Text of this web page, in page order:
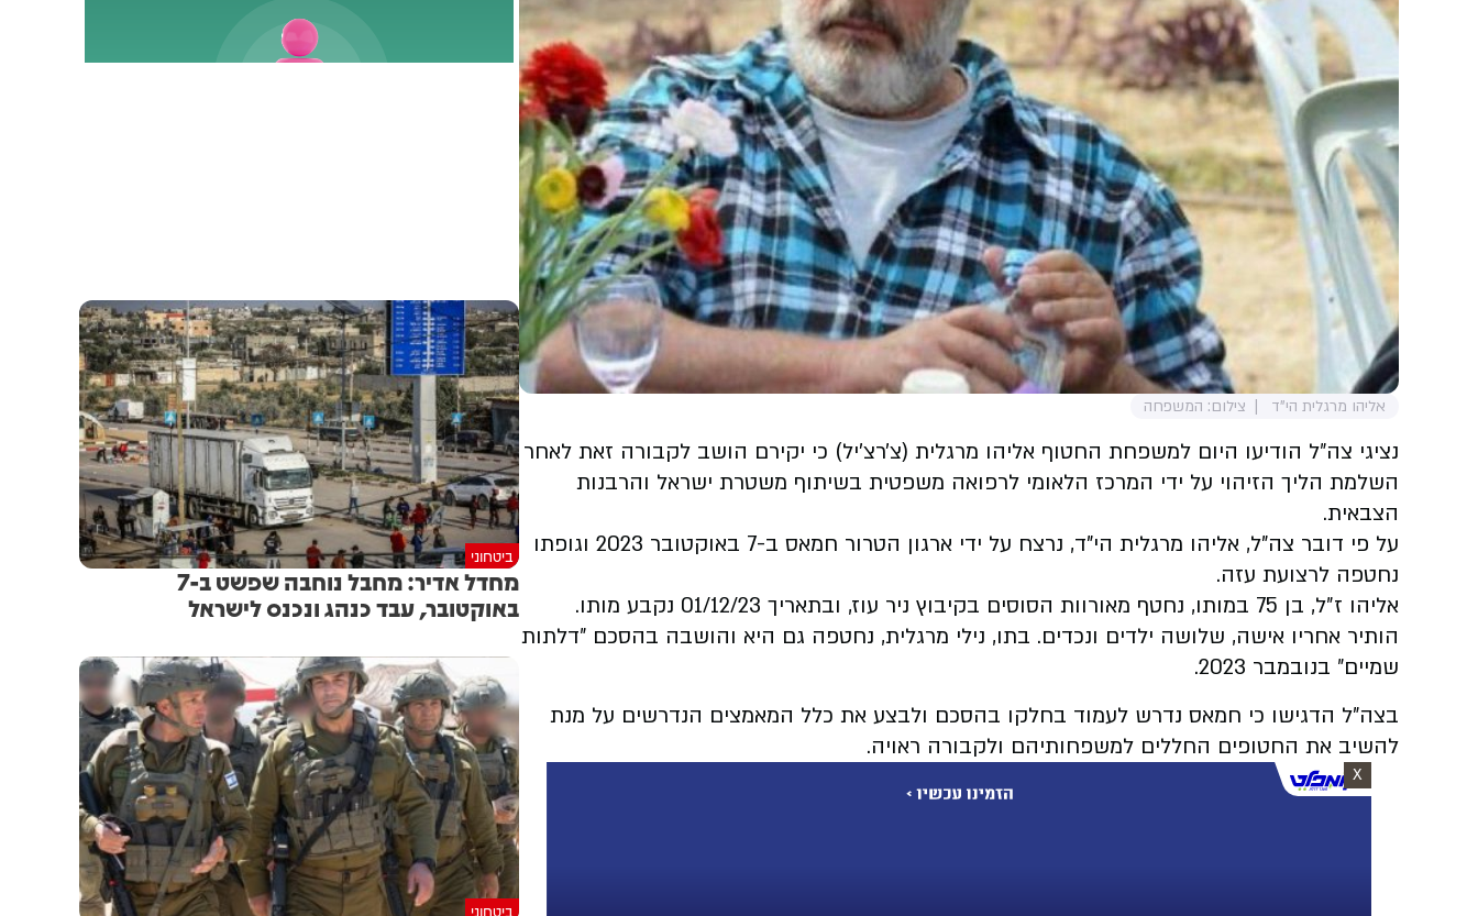
אליהו מרגלית הי"ד צילום: המשפחה
נציגי צה״ל הודיעו היום למשפחת החטוף אליהו מרגלית (צ׳רצ׳יל) כי יקירם הושב לקבורה זאת לאחר
השלמת הליך הזיהוי על ידי המרכז הלאומי לרפואה משפטית בשיתוף משטרת ישראל והרבנות
הצבאית.
על פי דובר צה"ל, אליהו מרגלית הי"ד, נרצח על ידי ארגון הטרור חמאס ב-7 באוקטובר 2023 וגופתו
נחטפה לרצועת עזה.
אליהו ז״ל, בן 75 במותו, נחטף מאורוות הסוסים בקיבוץ ניר עוז, ובתאריך 01/12/23 נקבע מותו.
הותיר אחריו אישה, שלושה ילדים ונכדים. בתו, נילי מרגלית, נחטפה גם היא והושבה בהסכם ״דלתות
שמיים״ בנובמבר 2023.
בצה"ל הדגישו כי חמאס נדרש לעמוד בחלקו בהסכם ולבצע את כלל המאמצים הנדרשים על מנת
להשיב את החטופים החללים למשפחותיהם ולקבורה ראויה.
X
ביטחוני
מחדל אדיר: מחבל נוחבה שפשט ב-7
באוקטובר, עבד כנהג ונכנס לישראל
ביטחוני